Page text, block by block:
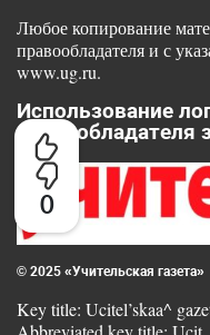
0
Любое копирование
правообладателя и с
www.ug.ru.
Использование
правообладателя
© 2025 «Учительская газета»
Key title: Ucitel’skaa^